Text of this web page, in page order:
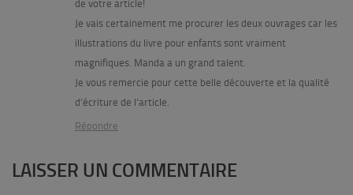
de votre article!
Je vais certainement me procurer les deux ouvrages car les
illustrations du livre pour enfants sont vraiment
magnifiques. Manda a un grand talent.
Je vous remercie pour cette belle découverte et la qualité
d’écriture de l’article.
Répondre
LAISSER UN COMMENTAIRE